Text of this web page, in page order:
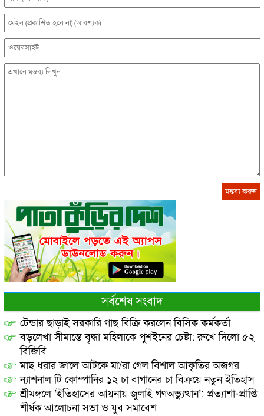
সর্বশেষ সংবাদ
টেন্ডার ছাড়াই সরকারি গাছ বিক্রি করলেন বিসিক কর্মকর্তা
বড়লেখা সীমান্তে বৃদ্ধা মহিলাকে পুশইনের চেষ্টা: রুখে দিলো ৫২
বিজিবি
মাছ ধরার জালে আটকে মা/রা গেল বিশাল আকৃতির অজগর
ন্যাশনাল টি কোম্পানির ১২ চা বাগানের চা বিক্রয়ে নতুন ইতিহাস
শ্রীমঙ্গলে ‘ইতিহাসের আয়নায় জুলাই গণঅভ্যুত্থান’: প্রত্যাশা-প্রাপ্তি
শীর্ষক আলোচনা সভা ও যুব সমাবেশ